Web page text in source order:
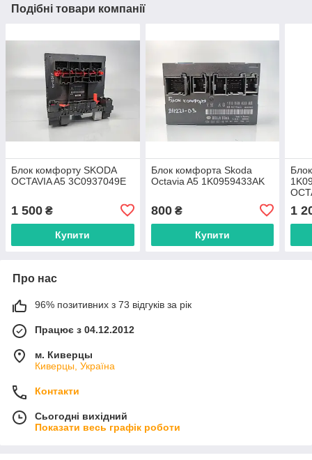
Подібні товари компанії
Блок комфорту SKODA
OCTAVIA A5 3C0937049E
1 500 ₴
Купити
Блок комфорта Skoda
Octavia A5 1K0959433AK
800₴
Купити
1
Про нас
96% позитивних з 73 відгуків за рік
Працює з 04.12.2012
м. Киверцы
Киверцы, Україна
Контакти
Сьогодні вихідний
Показати весь графік роботи